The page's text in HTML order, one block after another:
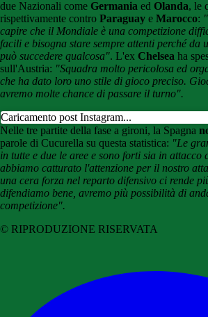
due Nazionali come Germania ed Olanda, le
rispettivamente contro Paraguay e Marocco:
capire che il Mondiale è una competizione
facili e bisogna stare sempre attenti perché da
può succedere qualcosa". L'ex Chelsea ha
sull'Austria: "Squadra molto pericolosa ed
che ha dato loro uno stile di gioco preciso.
avremo molte chance di passare il turno".
Caricamento post Instagram...
Nelle tre partite della fase a gironi, la Spagna
parole di Cucurella su questa statistica: "Le
in tutte e due le aree e sono forti sia in attacco
abbiamo catturato l'attenzione per il nostro
una cera forza nel reparto difensivo ci rende
difendiamo bene, avremo più possibilità di
competizione".
© RIPRODUZIONE RISERVATA